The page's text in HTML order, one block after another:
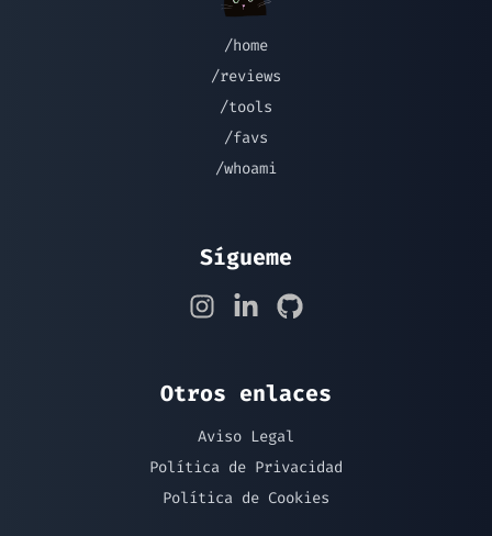
/home
/reviews
/tools
/favs
/whoami
Sígueme
Otros enlaces
Aviso Legal
Política de Privacidad
Política de Cookies